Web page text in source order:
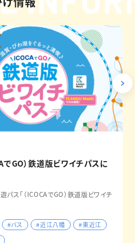
GO）鉄道版ビワイチパスに
ス「（ICOCAでGO）鉄道版ビワイチ
#バス #近江八幡
#東近江